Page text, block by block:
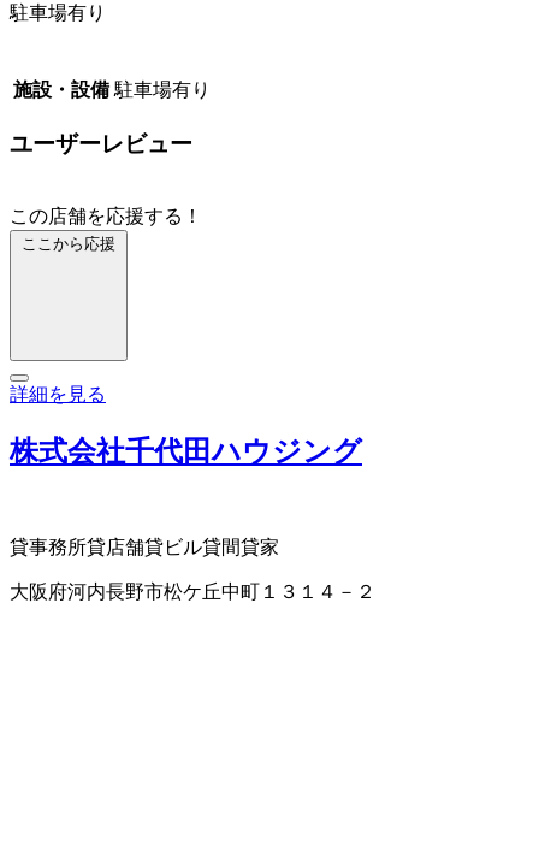
駐車場有り
施設・設備 駐車場有り
ユーザーレビュー
この店舗を応援する！
ここから応援
詳細を見る
株式会社千代田ハウジング
貸事務所貸店舗貸ビル貸間貸家
大阪府河内長野市松ケ丘中町１３１４－２